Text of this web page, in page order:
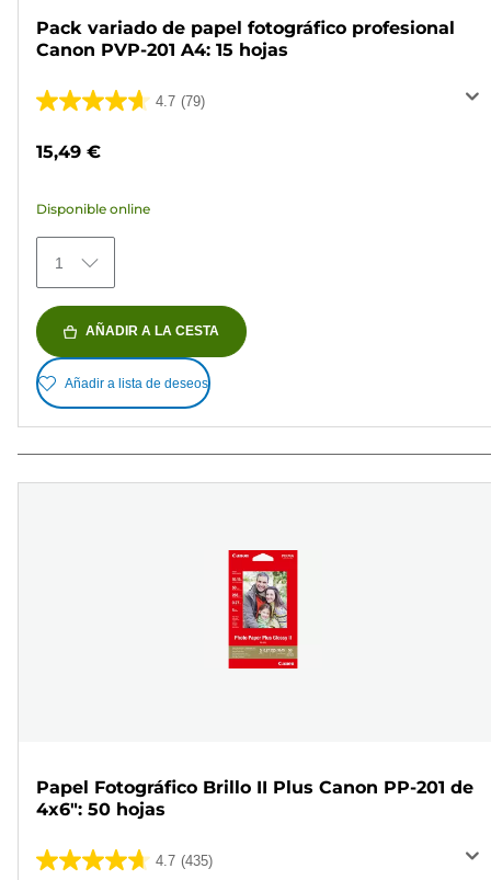
Pack variado de papel fotográfico profesional
Canon PVP-201 A4: 15 hojas
4.7 (79)
4.7
5
79
reseñas
15,49 €
Disponible online
1
AÑADIR A LA CESTA
Añadir a lista de deseos
Papel Fotográfico Brillo II Plus Canon PP-201 de
4x6": 50 hojas
4.7 (435)
4.7